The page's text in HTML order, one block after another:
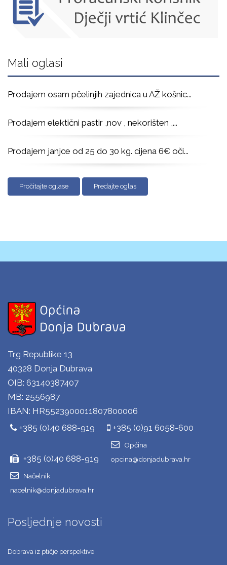
Mali oglasi
Prodajem osam pčelinjih zajednica u AŽ košnic...
Prodajem elektični pastir ,nov , nekorišten ,...
Prodajem janjce od 25 do 30 kg. cijena 6€ oči...
Pročitajte oglase Predajte oglas
Trg Republike 13
40328 Donja Dubrava
OIB: 63140387407
MB: 2556987
IBAN: HR5523900011807800006
+385 (0)40 688-919
+385 (0)91 6058-600
+385 (0)40 688-919
Općina
opcina@donjadubrava.hr
Načelnik
nacelnik@donjadubrava.hr
Posljednje novosti
Dobrava iz ptičje perspektive